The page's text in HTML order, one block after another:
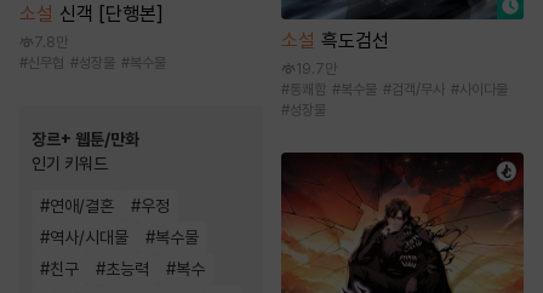
소설 신객 [단행본]
7.8만
#신무협 #성장물 #복수물
장르+ 웹툰/만화
인기 키워드
#연애/결혼 #우정
#역사/시대물 #복수물
#친구 #초능력 #복수
소설 흑도검선
19.7만
#통쾌함 #복수물 #검객/무사 #사이다물
#성장물